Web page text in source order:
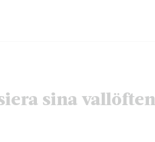
sina vallöften